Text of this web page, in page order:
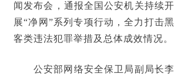
闻发布会，通报全国公安机关持续开
展“净网”系列专项行动 ，全力打击黑
客类违法犯罪举措及总体成效情况。
公安部网络安全保卫局副局长李